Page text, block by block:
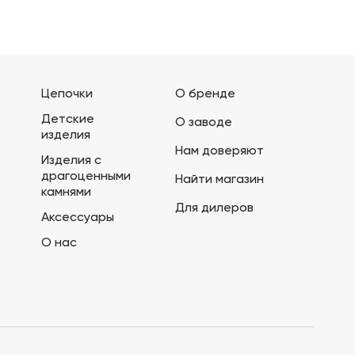
Цепочки
Детские
изделия
Изделия с
драгоценными
камнями
Аксессуары
О нас
О бренде
О заводе
Нам доверяют
Найти магазин
Для дилеров